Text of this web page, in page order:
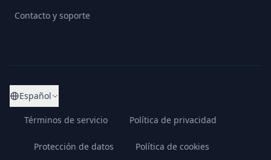
Contacto y soporte
Español
Términos de servicio Política de privacidad
Protección de datos Política de cookies